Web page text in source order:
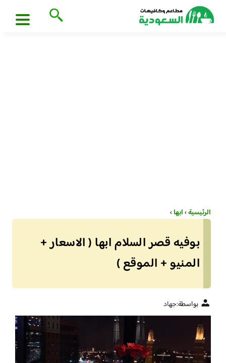
الرئيسية›ابها›
بوفيه قصر السلام ابها ( الاسعار +
المنيو + الموقع )
بواسطة:جهاد